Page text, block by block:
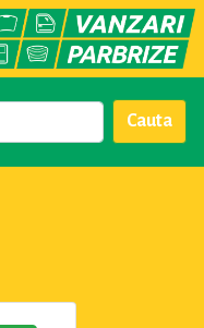
Cauta